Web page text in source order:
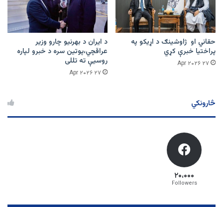
حقاني او ژاوشینګ د اړیکو په
پراختیا خبرې کړي
۲۷ Apr ۲۰۲۶
د ایران د بهرنیو چارو وزیر
عراقچي،پوتین سره د خبرو لپاره
روسیې ته تللی
۲۷ Apr ۲۰۲۶
څارونکي
۲۰،۰۰۰
Followers